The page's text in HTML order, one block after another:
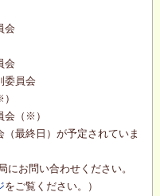
員会
（※）
終日）が予定されていま
お問い合わせください。
をご覧ください。）